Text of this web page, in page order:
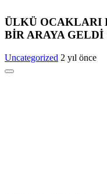
ÜLKÜ OCAKLARI
BİR ARAYA GELDİ
Uncategorized 2 yıl önce